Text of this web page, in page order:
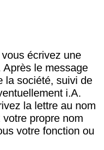
écrivez une
le message
la société, suivi de
i.A.
la lettre au nom
propre nom
votre fonction ou